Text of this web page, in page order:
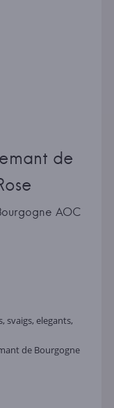
de
AOC
svaigs, elegants,
de Bourgogne